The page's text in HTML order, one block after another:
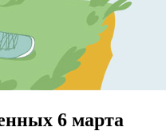
6 марта